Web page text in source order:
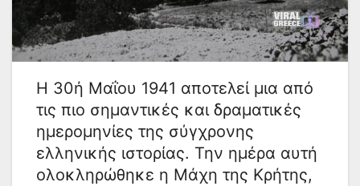
Η 30ή Μαΐου 1941 αποτελεί μια από
τις πιο σημαντικές και δραματικές
ημερομηνίες της σύγχρονης
ελληνικής ιστορίας. Την ημέρα αυτή
ολοκληρώθηκε η Μάχη της Κρήτης,